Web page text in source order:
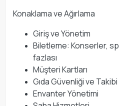
Konaklama ve Ağırlama
Giriş ve Yönetim
Biletleme: Konserler,
fazlası
Müşteri Kartları
Gıda Güvenliği ve Takibi
Envanter Yönetimi